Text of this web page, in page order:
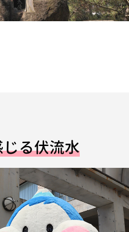
る伏流水